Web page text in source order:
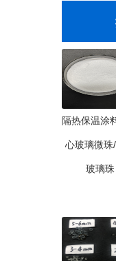
隔热保温涂
心玻璃微珠
玻璃珠